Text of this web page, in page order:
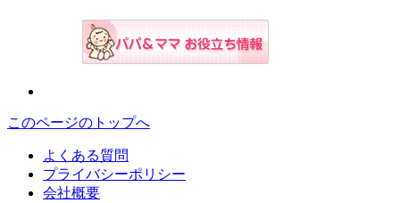
このページのトップへ
よくある質問
プライバシーポリシー
会社概要